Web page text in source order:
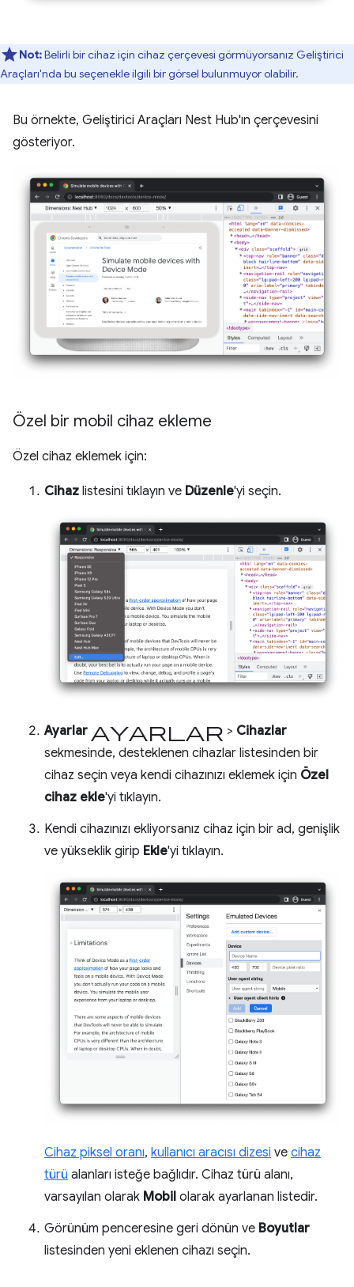
Not:Belirli bir cihaz için cihaz çerçevesi görmüyorsanız Geliştirici
Araçları'nda bu seçenekle ilgili bir görsel bulunmuyor olabilir.
Bu örnekte, Geliştirici Araçları Nest Hub'ın çerçevesini
gösteriyor.
Özel bir mobil cihaz ekleme
Özel cihaz eklemek için:
Cihaz listesini tıklayın ve Düzenle'yi seçin.
Ayarlar ayarlar > Cihazlar
sekmesinde, desteklenen cihazlar listesinden bir
cihaz seçin veya kendi cihazınızı eklemek için Özel
cihaz ekle'yi tıklayın.
Kendi cihazınızı ekliyorsanız cihaz için bir ad, genişlik
ve yükseklik girip Ekle'yi tıklayın.
Cihaz piksel oranı, kullanıcı aracısı dizesi ve cihaz
türü alanları isteğe bağlıdır. Cihaz türü alanı,
varsayılan olarak Mobil olarak ayarlanan listedir.
Görünüm penceresine geri dönün ve Boyutlar
listesinden yeni eklenen cihazı seçin.